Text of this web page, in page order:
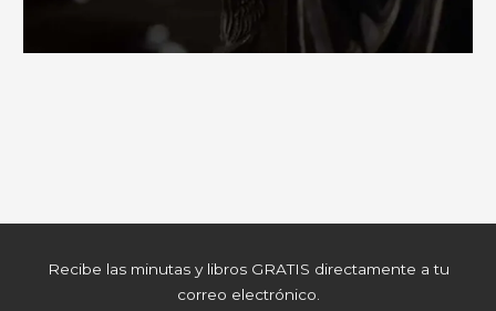
Recibe las minutas y libros GRATIS directamente a tu
correo electrónico.